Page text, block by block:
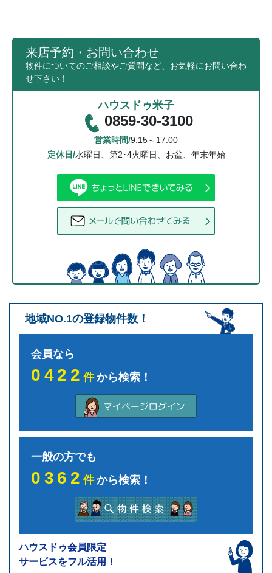
な事情がある場合は、この限りではありませ
ん。
（4）個人情報の開示・修正等の手続
て、照会、訂正、削除を要望される場合は、
お問い合わせ先窓口までご請求ください。当
該ご請求が当社の業務に著しい支障をきたす
場合等を除き、ご利用者様ご本人によるもの
であることが確認できた場合に限り、合理的
訂正、削除致します。
個人情報の保護に関する法令・規範の
遵守について
当社は、当社が保有する個人情報に関して適用され
る個人情報保護関連法令及び規範を遵守します。ま
た本方針は、日本国の法律、その他規範により判断
致します。本方針は、当社の個人情報の取り扱いに
関しての基本的な方針を定めるものであり、当社は
基づく個人情報の保護に努めます。
個人情報の安全管理措置について
当社は、個人情報への不正アクセス、個人情報の紛
失、破壊、改ざん、漏えい等から保護し、正確性及
び安全性を確保するために管理体制を整備し、適切
な安全対策を実施致します。個人情報を取り扱う事
務所内への部外者の立ち入りを制限し、当社の個人
活動を実施するほか、管理責任者を置き個人情報の
CookieとWebビーコンの利用
報を取得するために「Cookie」や「Webビーコ
ン」といった技術を利用しております。これらによ
り取得した情報はいずれも個人を特定することはで
きません。
なお、当社のWebサイトを、お使いのブラウザー
来店予約・お問い合わせ
物件についてのご相談やご質問など、お気軽にお問い合わ
せ下さい！
ハウスドゥ米子
0859-30-3100
営業時間/9:15～17:00
定休日/水曜日、第2･4火曜日、お盆、年末年始
地域NO.1の登録物件数！
会員なら
0422件から検索！
一般の方でも
0362件から検索！
ハウスドゥ会員限定
サービスをフル活用！